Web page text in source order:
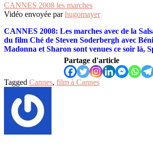
CANNES 2008 les marches
Vidéo envoyée parhugomayer
CANNES 2008: Les marches avec de la
du film Ché de Steven Soderbergh avec
Madonna et Sharon sont venues ce soir là,
Partage d'article
Tagged Cannes, film à Cannes